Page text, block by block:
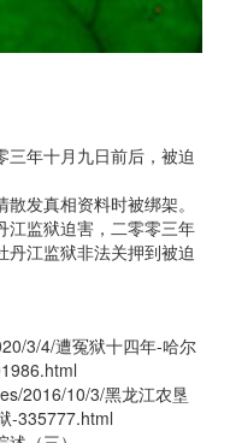
三年十月九日前后，被迫
发真相资料时被绑架。
江监狱迫害，二零零三年
丹江监狱非法关押到被迫
3/4/遭冤狱十四年-哈尔
2016/10/3/黑龙江农垦
-335777.html